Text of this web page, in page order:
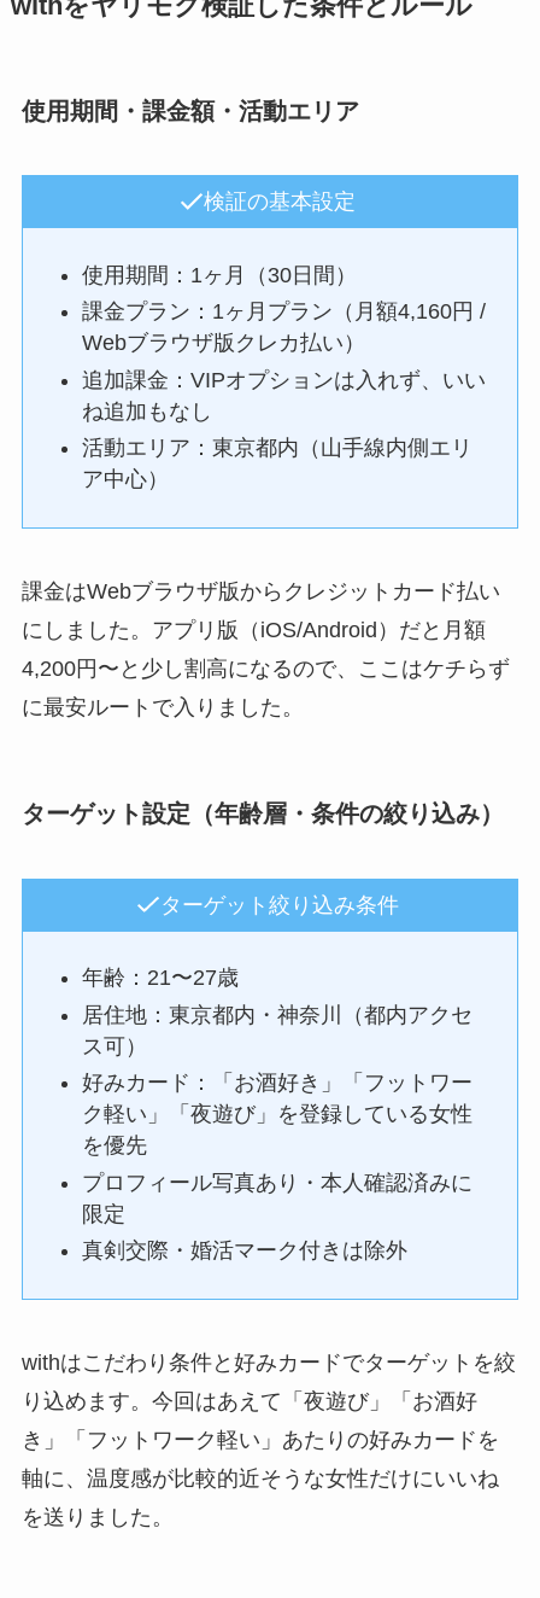
使用期間・課金額・活動エリア
検証の基本設定
使用期間：1ヶ月（30日間）
課金プラン：1ヶ月プラン（月額4,160円 /
Webブラウザ版クレカ払い）
追加課金：VIPオプションは入れず、いい
ね追加もなし
活動エリア：東京都内（山手線内側エリ
ア中心）
課金はWebブラウザ版からクレジットカード払い
にしました。アプリ版（iOS/Android）だと月額
4,200円〜と少し割高になるので、ここはケチらず
に最安ルートで入りました。
ターゲット設定（年齢層・条件の絞り込み）
ターゲット絞り込み条件
年齢：21〜27歳
居住地：東京都内・神奈川（都内アクセ
ス可）
好みカード：「お酒好き」「フットワー
ク軽い」「夜遊び」を登録している女性
を優先
プロフィール写真あり・本人確認済みに
限定
真剣交際・婚活マーク付きは除外
withはこだわり条件と好みカードでターゲットを絞
り込めます。今回はあえて「夜遊び」「お酒好
き」「フットワーク軽い」あたりの好みカードを
軸に、温度感が比較的近そうな女性だけにいいね
を送りました。